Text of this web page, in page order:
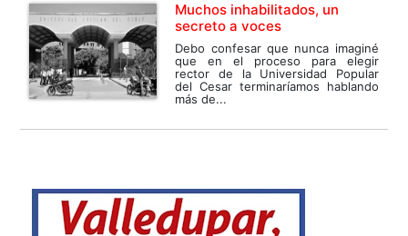
Muchos inhabilitados, un
secreto a voces
Debo confesar que nunca imaginé
que en el proceso para elegir
rector de la Universidad Popular
del Cesar terminaríamos hablando
más de...